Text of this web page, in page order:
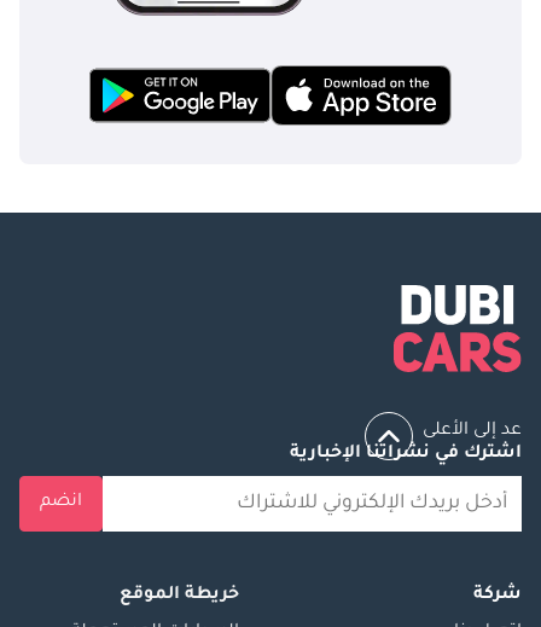
عد إلى الأعلى
اشترك في نشراتنا الإخبارية
انضم
شركة
خريطة الموقع